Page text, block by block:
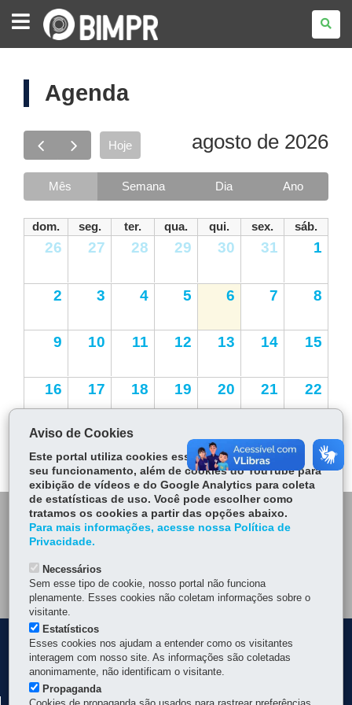
PORTAL
BIM
PARANÁ
Agenda
Hoje agosto de 2026
Mês Semana Dia Ano
dom. seg. ter. qua. qui. sex. sáb.
26 27 28 29 30 31 1
2 3 4 5 6 7 8
9 10 11 12 13 14 15
16 17 18 19 20 21 22
23 24 25 26 27 28 29
30 31 1 2 3 4 5
MAPA DO SITE
DENUNCIE CORRUPÇÃO
Navegação
principal
Aviso de Cookies
Este portal utiliza cookies essenciais para garantir
seu funcionamento, além de cookies do YouTube para
exibição de vídeos e do Google Analytics para coleta
de estatísticas de uso. Você pode escolher como
tratamos os cookies a partir das opções abaixo.
Para mais informações, acesse nossa Política de
Privacidade.
Necessários
Sem esse tipo de cookie, nosso portal não funciona
plenamente. Esses cookies não coletam informações sobre o
visitante.
Estatísticos
Esses cookies nos ajudam a entender como os visitantes
interagem com nosso site. As informações são coletadas
anonimamente, não identificam o visitante.
Propaganda